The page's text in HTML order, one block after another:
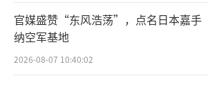
官媒盛赞“东风浩荡”，点名日本嘉手
纳空军基地
2026-08-07 10:40:02